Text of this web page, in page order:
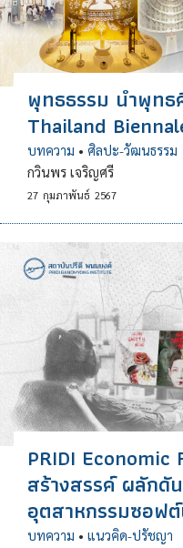
พุทธธรรม นำพุท
Thailand
บทความ • ศิลปะ-วัฒนธรรม
กวินพร เจริญศรี
27 กุมภาพันธ์ 2567
PRIDI Economic
สร้างสรรค์ ผลักดั
อุตสาหกรรมซอฟต์
บทความ • แนวคิด-ปรัชญา